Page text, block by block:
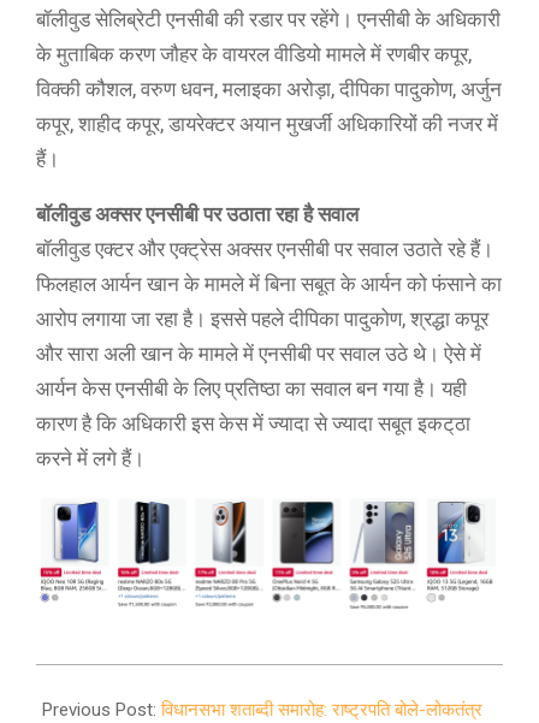
बॉलीवुड सेलिब्रेटी एनसीबी की रडार पर रहेंगे। एनसीबी के अधिकारी
के मुताबिक करण जौहर के वायरल वीडियो मामले में रणबीर कपूर,
विक्की कौशल, वरुण धवन, मलाइका अरोड़ा, दीपिका पादुकोण, अर्जुन
कपूर, शाहीद कपूर, डायरेक्टर अयान मुखर्जी अधिकारियों की नजर में
हैं।
बॉलीवुड अक्सर एनसीबी पर उठाता रहा है सवाल
बॉलीवुड एक्टर और एक्ट्रेस अक्सर एनसीबी पर सवाल उठाते रहे हैं।
फिलहाल आर्यन खान के मामले में बिना सबूत के आर्यन को फंसाने का
आरोप लगाया जा रहा है। इससे पहले दीपिका पादुकोण, श्रद्धा कपूर
और सारा अली खान के मामले में एनसीबी पर सवाल उठे थे। ऐसे में
आर्यन केस एनसीबी के लिए प्रतिष्ठा का सवाल बन गया है। यही
कारण है कि अधिकारी इस केस में ज्यादा से ज्यादा सबूत इकट्‌ठा
करने में लगे हैं।
10-
Previous Post:विधानसभा शताब्दी समारोह: राष्ट्रपति बोले-लोकतंत्र